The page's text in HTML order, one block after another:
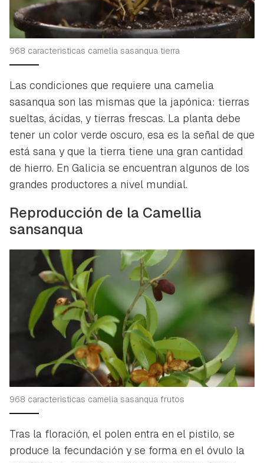
968 caracteristicas camelia sasanqua tierra
Las condiciones que requiere una camelia
sasanqua son las mismas que la japónica: tierras
sueltas, ácidas, y tierras frescas. La planta debe
tener un color verde oscuro, esa es la señal de que
está sana y que la tierra tiene una gran cantidad
de hierro. En Galicia se encuentran algunos de los
grandes productores a nivel mundial.
Reproducción de la Camellia
sansanqua
968 caracteristicas camelia sasanqua frutos
Tras la floración, el polen entra en el pistilo, se
produce la fecundación y se forma en el óvulo la